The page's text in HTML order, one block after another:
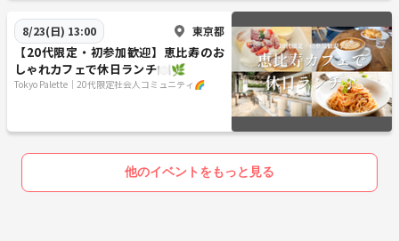
8/23(日) 13:00 東京都
【20代限定・初参加歓迎】恵比寿のお
しゃれカフェで休日ランチ🍽️🌿
Tokyo Palette｜20代限定社会人コミュニティ🌈
他のイベントをもっと見る